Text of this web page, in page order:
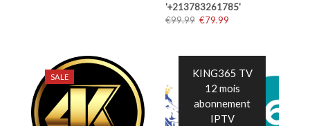
'+213783261785'
€99.99 Ursprünglicher
€99.99
€79.99
€79.99.
SALE
KING365 TV
12 mois
abonnement
IPTV